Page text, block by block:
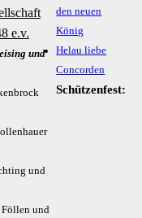
e.v.
und
und
und
den neuen
König
Helau liebe
Concorden
Schützenfest: